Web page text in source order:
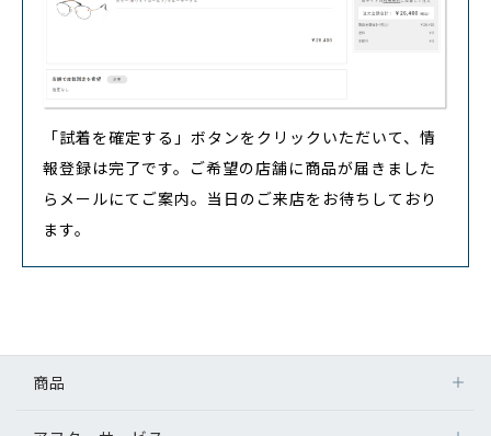
「試着を確定する」ボタンをクリックいただいて、情
報登録は完了です。ご希望の店舗に商品が届きました
らメールにてご案内。当日のご来店をお待ちしており
ます。
商品